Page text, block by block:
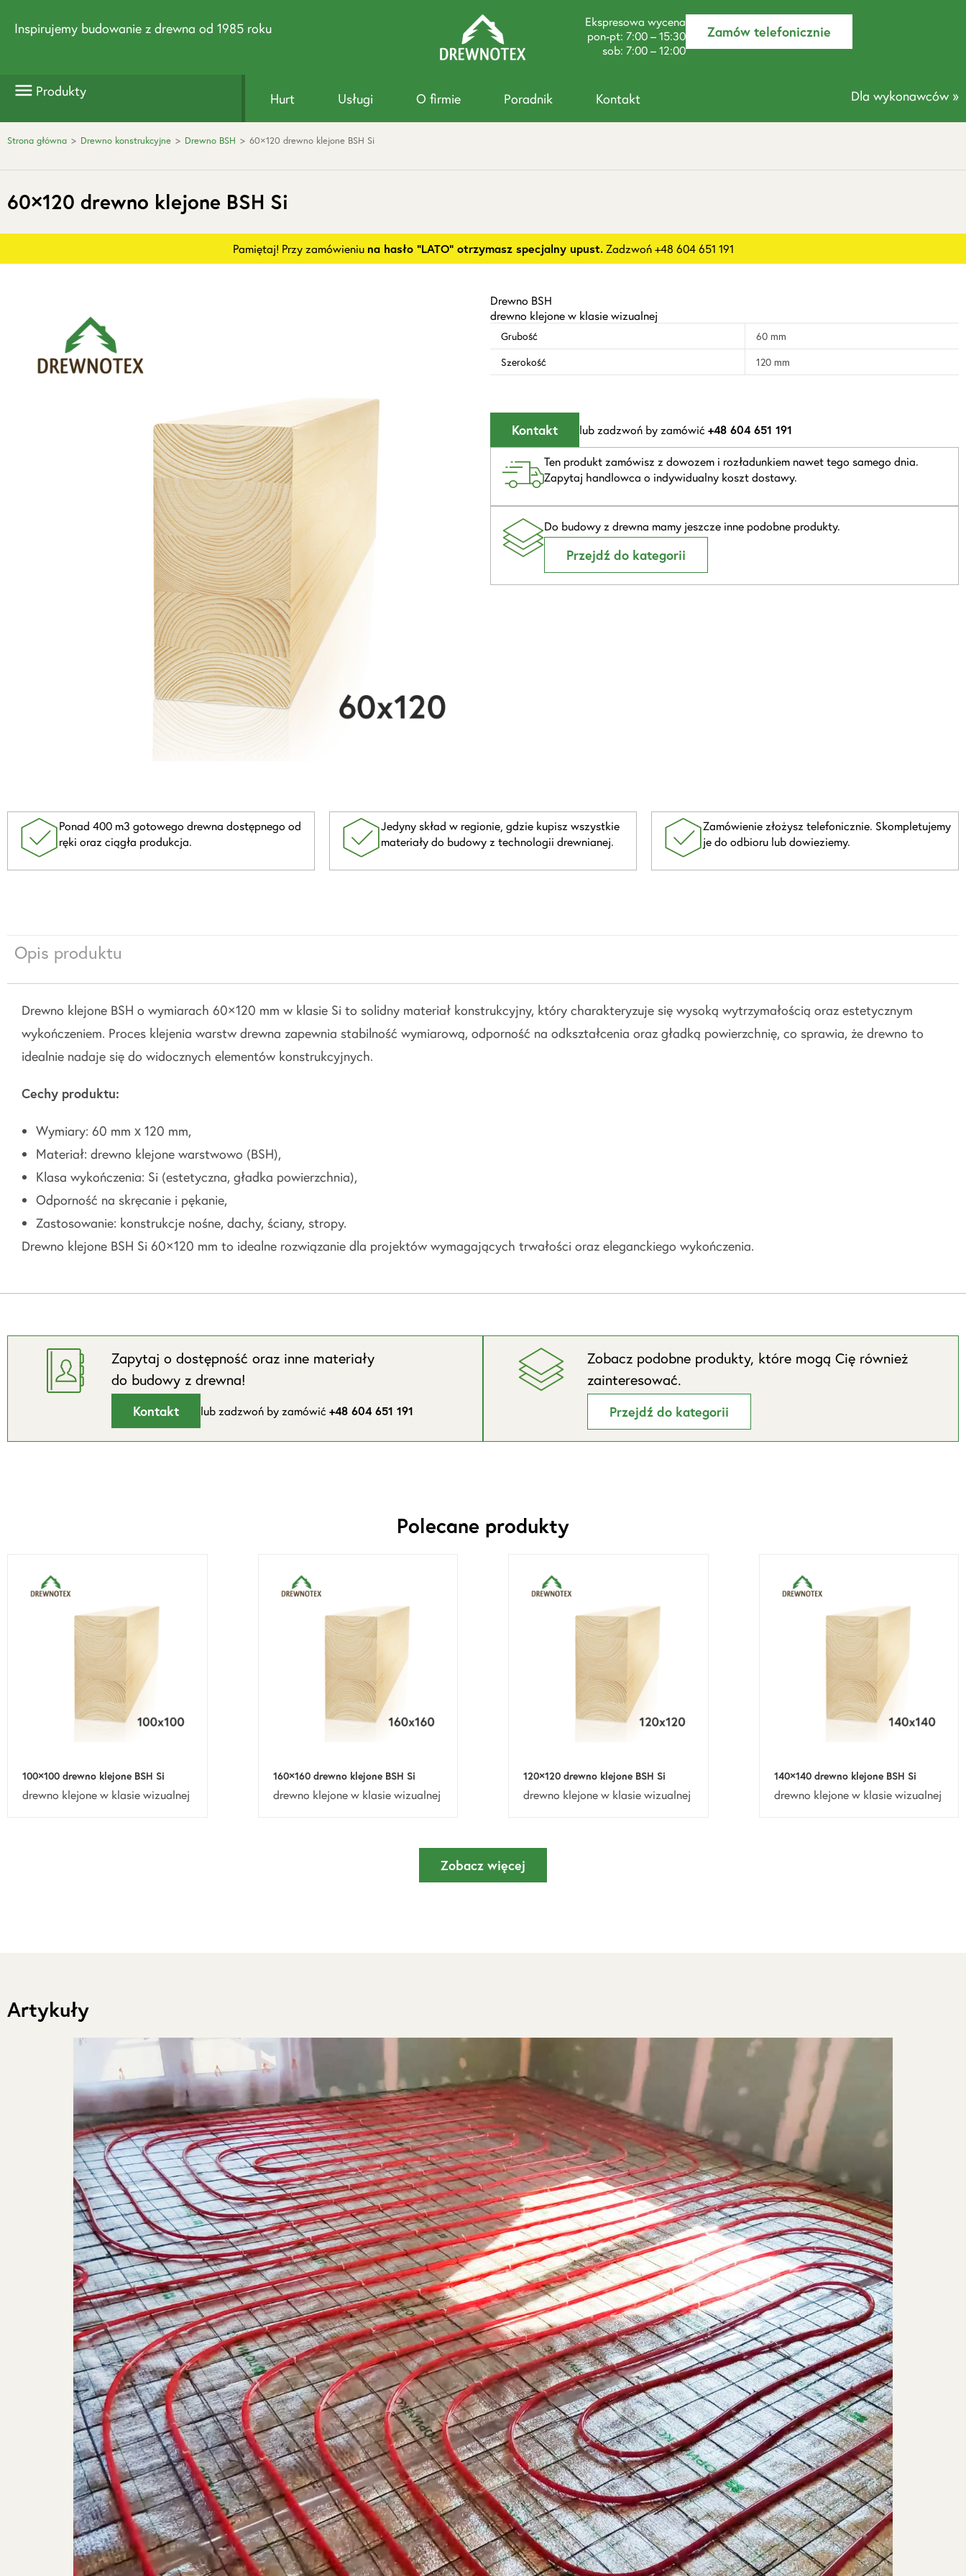
Inspirujemy budowanie z drewna od 1985 roku
Ekspresowa wycena
pon-pt: 7:00 – 15:30
sob: 7:00 – 12:00
Zamów telefonicznie
Produkty Hurt Usługi O firmie Poradnik Kontakt Dla wykonawców »
Strona główna > Drewno konstrukcyjne > Drewno BSH > 60×120 drewno klejone BSH Si
60×120 drewno klejone BSH Si
Pamiętaj! Przy zamówieniu na hasło "LATO" otrzymasz specjalny upust.Zadzwoń +48 604 651 191
Drewno BSH
drewno klejone w klasie wizualnej
Grubość
60 mm
Szerokość
120 mm
Kontakt lub zadzwoń by zamówić+48 604 651 191
Ten produkt zamówisz z dowozem i rozładunkiem nawet tego samego dnia.
Zapytaj handlowca o indywidualny koszt dostawy.
Do budowy z drewna mamy jeszcze inne podobne produkty.
Przejdź do kategorii
Ponad 400 m3 gotowego drewna dostępnego od
ręki oraz ciągła produkcja.
Jedyny skład w regionie, gdzie kupisz wszystkie
materiały do budowy z technologii drewnianej.
Zamówienie złożysz telefonicznie. Skompletujemy
je do odbioru lub dowieziemy.
Opis produktu
Drewno klejone BSH o wymiarach 60×120 mm w klasie Si to solidny materiał konstrukcyjny, który charakteryzuje się wysoką wytrzymałością oraz estetycznym
wykończeniem. Proces klejenia warstw drewna zapewnia stabilność wymiarową, odporność na odkształcenia oraz gładką powierzchnię, co sprawia, że drewno to
idealnie nadaje się do widocznych elementów konstrukcyjnych.
Cechy produktu:
Wymiary: 60 mm x 120 mm,
Materiał: drewno klejone warstwowo (BSH),
Klasa wykończenia: Si (estetyczna, gładka powierzchnia),
Odporność na skręcanie i pękanie,
Zastosowanie: konstrukcje nośne, dachy, ściany, stropy.
Drewno klejone BSH Si 60×120 mm to idealne rozwiązanie dla projektów wymagających trwałości oraz eleganckiego wykończenia.
Zapytaj o dostępność oraz inne materiały
do budowy z drewna!
Kontakt lub zadzwoń by zamówić+48 604 651 191
Zobacz podobne produkty, które mogą Cię również
zainteresować.
Przejdź do kategorii
Polecane produkty
100×100 drewno klejone BSH Si
drewno klejone w klasie wizualnej
160×160 drewno klejone BSH Si
drewno klejone w klasie wizualnej
120×120 drewno klejone BSH Si
drewno klejone w klasie wizualnej
140×140 drewno klejone BSH Si
drewno klejone w klasie wizualnej
Zobacz więcej
Artykuły